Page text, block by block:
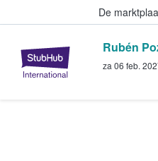
De
Rubén
za 06 feb.